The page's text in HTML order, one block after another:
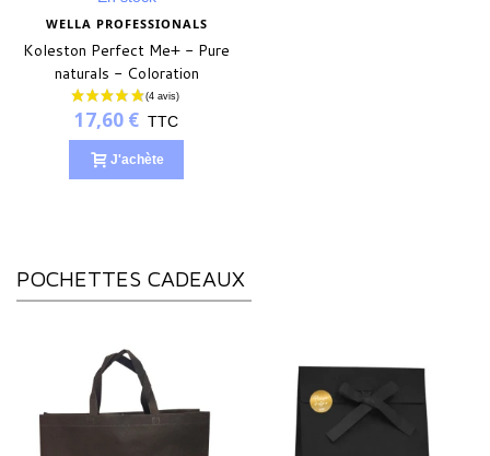
WELLA PROFESSIONALS
Koleston Perfect Me+ - Pure
naturals - Coloration
permanente
17,60 € TTC
J'achète
POCHETTES CADEAUX